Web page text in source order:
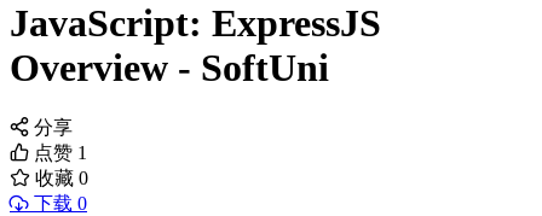
JavaScript: ExpressJS
Overview - SoftUni
分享
点赞 1
收藏 0
下载 0